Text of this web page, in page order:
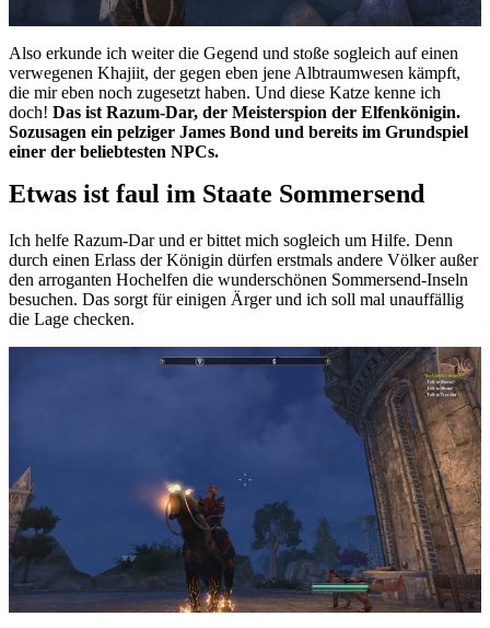
Also erkunde ich weiter die Gegend und stoße sogleich auf einen
verwegenen Khajiit, der gegen eben jene Albtraumwesen kämpft,
die mir eben noch zugesetzt haben. Und diese Katze kenne ich
doch! Das ist Razum-Dar, der Meisterspion der Elfenkönigin.
Sozusagen ein pelziger James Bond und bereits im Grundspiel
einer der beliebtesten NPCs.
Etwas ist faul im Staate Sommersend
Ich helfe Razum-Dar und er bittet mich sogleich um Hilfe. Denn
durch einen Erlass der Königin dürfen erstmals andere Völker außer
den arroganten Hochelfen die wunderschönen Sommersend-Inseln
besuchen. Das sorgt für einigen Ärger und ich soll mal unauffällig
die Lage checken.